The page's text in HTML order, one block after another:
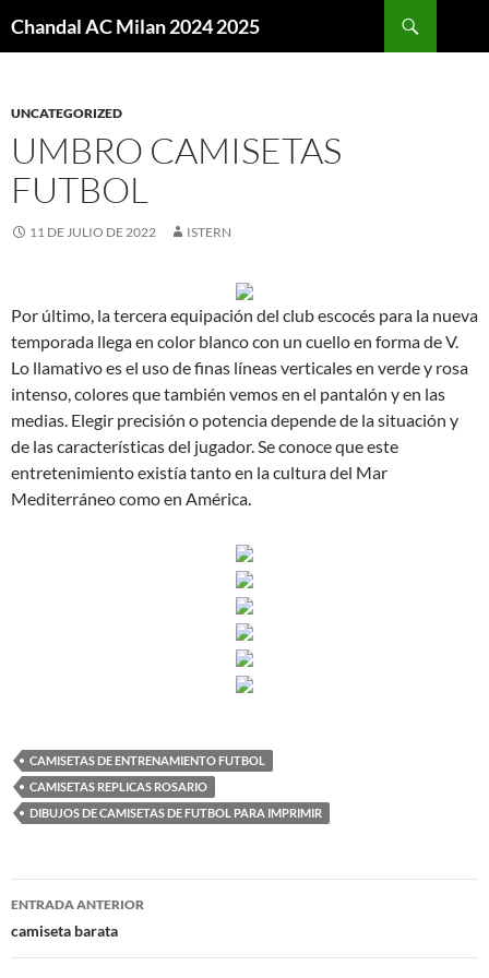
Chandal AC Milan 2024 2025
UNCATEGORIZED
UMBRO CAMISETAS
FUTBOL
11 DE JULIO DE 2022 ISTERN
Por último, la tercera equipación del club escocés para la nueva
temporada llega en color blanco con un cuello en forma de V.
Lo llamativo es el uso de finas líneas verticales en verde y rosa
intenso, colores que también vemos en el pantalón y en las
medias. Elegir precisión o potencia depende de la situación y
de las características del jugador. Se conoce que este
entretenimiento existía tanto en la cultura del Mar
Mediterráneo como en América.
CAMISETAS DE ENTRENAMIENTO FUTBOL
CAMISETAS REPLICAS ROSARIO
DIBUJOS DE CAMISETAS DE FUTBOL PARA IMPRIMIR
Navegación
de
ENTRADA ANTERIOR
camiseta barata